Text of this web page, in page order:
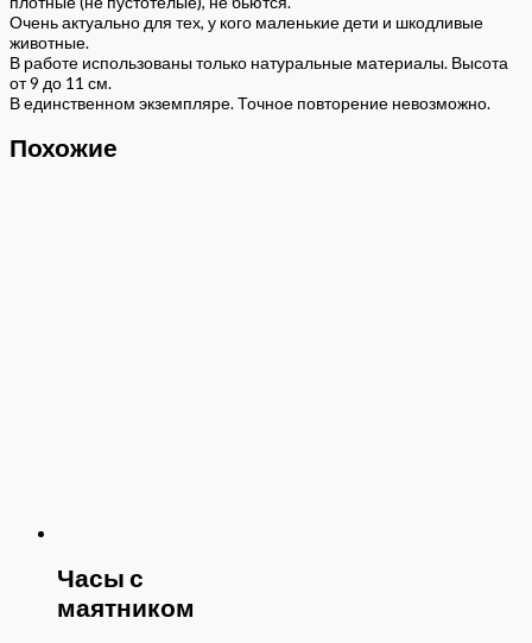
Очень актуально для тех, у кого маленькие дети и шкодливые
животные.
В работе использованы только натуральные материалы. Высота
от 9 до 11 см.
В единственном экземпляре. Точное повторение невозможно.
Похожие
Часы с
маятником